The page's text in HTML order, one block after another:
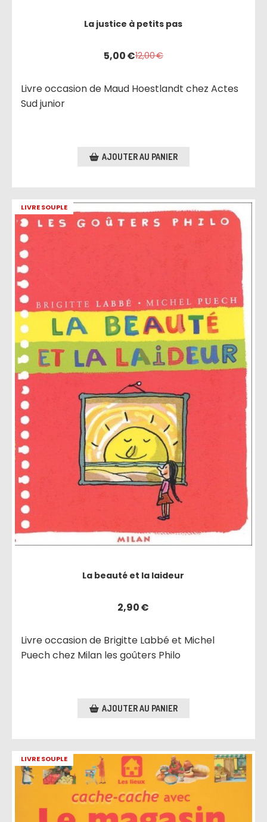
La justice à petits pas
5,00€12,00€
Livre occasion de Maud Hoestlandt chez Actes
Sud junior
AJOUTER AU PANIER
LIVRE SOUPLE
La beauté et la laideur
2,90€
Livre occasion de Brigitte Labbé et Michel
Puech chez Milan les goûters Philo
AJOUTER AU PANIER
LIVRE SOUPLE